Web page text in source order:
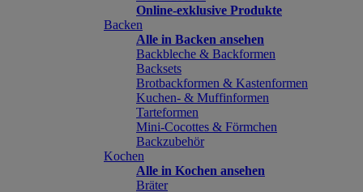
Online-exklusive Produkte
Backen
Alle in Backen ansehen
Backbleche & Backformen
Backsets
Brotbackformen & Kastenformen
Kuchen- & Muffinformen
Tarteformen
Mini-Cocottes & Förmchen
Backzubehör
Kochen
Alle in Kochen ansehen
Bräter